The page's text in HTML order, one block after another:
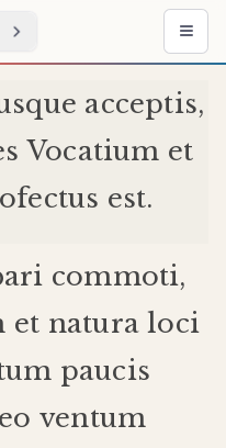
que acceptis,
Vocatium et
est.
commoti,
et natura loci
paucis
eo ventum